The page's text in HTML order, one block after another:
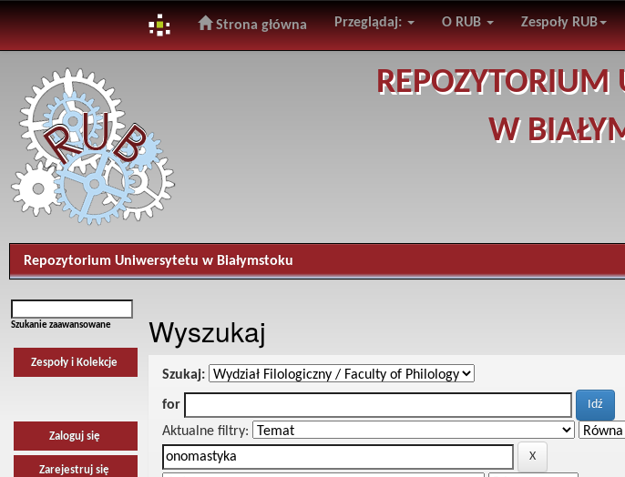
navigation
Strona główna Przeglądaj: O RUB Zespoły RUB
REPOZYTORIUM
W
Repozytorium Uniwersytetu w Białymstoku
Szukanie zaawansowane
Zespoły i Kolekcje
Zaloguj się
Zarejestruj się
Wyszukaj
Szukaj:
for
Aktualne filtry: